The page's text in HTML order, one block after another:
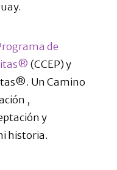
de
(CCEP) y
Un Camino
,
y
historia.